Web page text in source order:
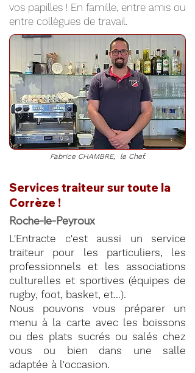
vos papilles ! En famille, entre amis ou
entre collègues de travail.
Fabrice CHAMBRE, le Chef.
Services traiteur sur toute la
Corrèze !
Roche-le-Peyroux
L'Entracte c'est aussi un service
traiteur pour les particuliers, les
professionnels et les associations
culturelles et sportives (équipes de
rugby, foot, basket, et...).
Nous pouvons vous préparer un
menu à la carte avec les boissons
ou des plats sucrés ou salés chez
vous ou bien dans une salle
adaptée à l'occasion.